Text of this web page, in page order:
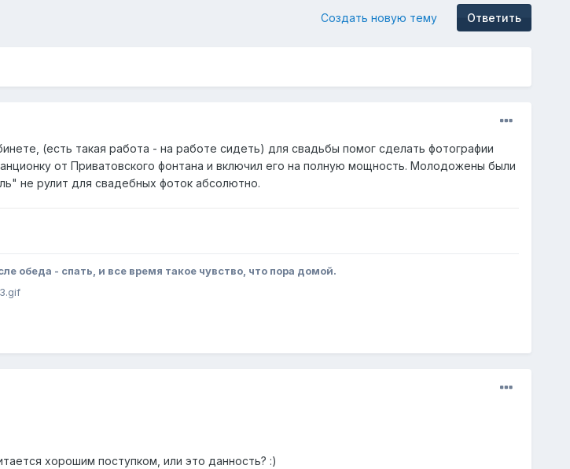
Ответить
Создать новую тему
(есть такая работа - на работе сидеть) для свадьбы помог сделать фотографии
от Приватовского фонтана и включил его на полную мощность. Молодожены были
не рулит для свадебных фоток абсолютно.
обеда - спать, и все время такое чувство, что пора домой.
хорошим поступком, или это данность? :)